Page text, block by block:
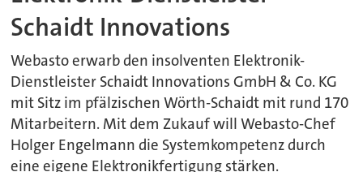
Schaidt Innovations
Webasto erwarb den insolventen Elektronik-
Dienstleister Schaidt Innovations GmbH & Co. KG
mit Sitz im pfälzischen Wörth-Schaidt mit rund 170
Mitarbeitern. Mit dem Zukauf will Webasto-Chef
Holger Engelmann die Systemkompetenz durch
eine eigene Elektronikfertigung stärken.